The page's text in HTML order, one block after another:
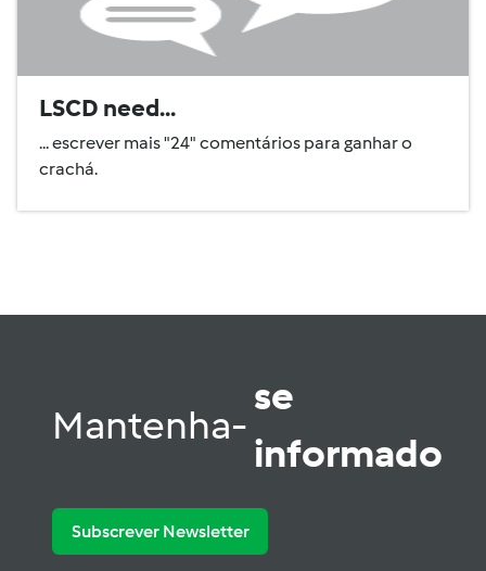
LSCD need...
... escrever mais "24" comentários para ganhar o
crachá.
Mantenha-
se
informado
Subscrever Newsletter